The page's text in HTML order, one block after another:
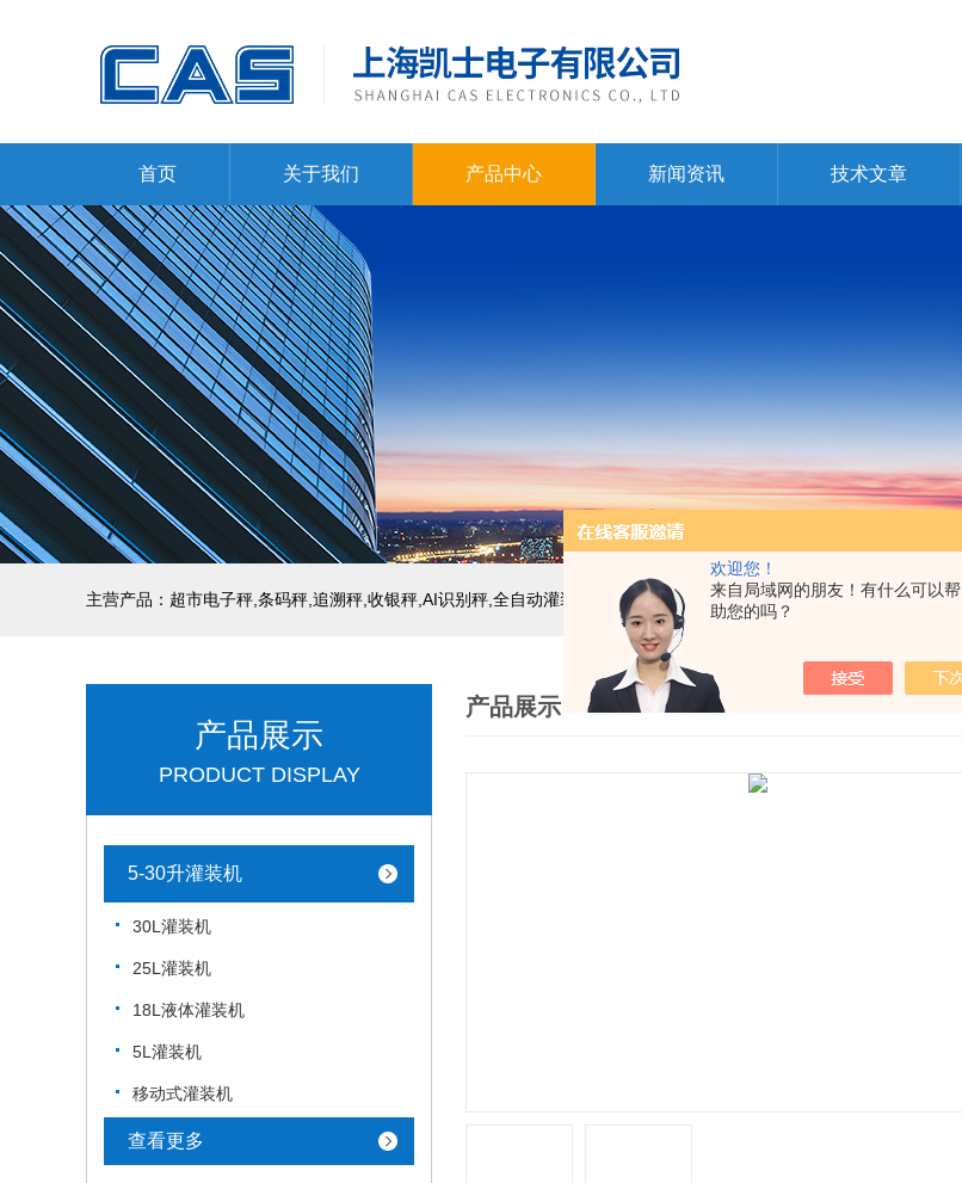
欢迎您！
来自局域网的朋友！有什么可以帮
助您的吗？
首页 关于我们 产品中心 新闻资讯 技术文章
主营产品：超市电子秤,条码秤,追溯秤,收银秤,AI识别秤,全自动灌装机设备,液体灌装生产线
产品展示
PRODUCT DISPLAY
5-30升灌装机
30L灌装机
25L灌装机
18L液体灌装机
5L灌装机
移动式灌装机
查看更多
产品展示